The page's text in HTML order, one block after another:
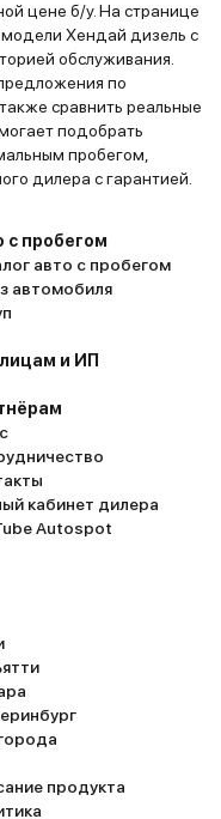
цене б/у. На странице
Хендай дизель с
обслуживания.
по
сравнить реальные
подобрать
пробегом,
дилера с гарантией.
с пробегом
авто с пробегом
автомобиля
и ИП
кабинет дилера
Autospot
продукта